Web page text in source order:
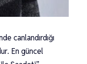
canlandırdığı
En güncel